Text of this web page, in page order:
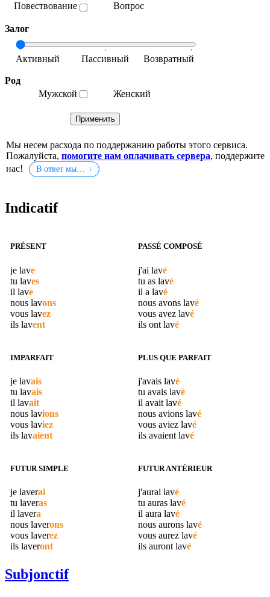
Повествование Вопрос
Залог
Род
Мужской
Женский
Мы несем расхода по поддержанию работы этого сервиса.
Пожалуйста, помогите нам оплачивать сервера, поддержите
нас!
В ответ мы…
Indicatif
PRÉSENT
je lave
tu laves
il lave
nous lavons
vous lavez
ils lavent
PASSÉ COMPOSÉ
j'ai lavé
tu as lavé
il a lavé
nous avons lavé
vous avez lavé
ils ont lavé
IMPARFAIT
je lavais
tu lavais
il lavait
nous lavions
vous laviez
ils lavaient
PLUS QUE PARFAIT
j'avais lavé
tu avais lavé
il avait lavé
nous avions lavé
vous aviez lavé
ils avaient lavé
FUTUR SIMPLE
je laverai
tu laveras
il lavera
nous laverons
vous laverez
ils laveront
FUTUR ANTÉRIEUR
j'aurai lavé
tu auras lavé
il aura lavé
nous aurons lavé
vous aurez lavé
ils auront lavé
Subjonctif